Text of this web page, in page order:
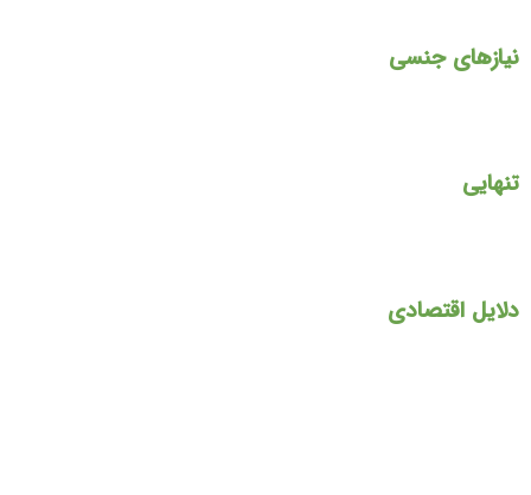
نیازهای جنسی
تنهایی
دلایل اقتصادی